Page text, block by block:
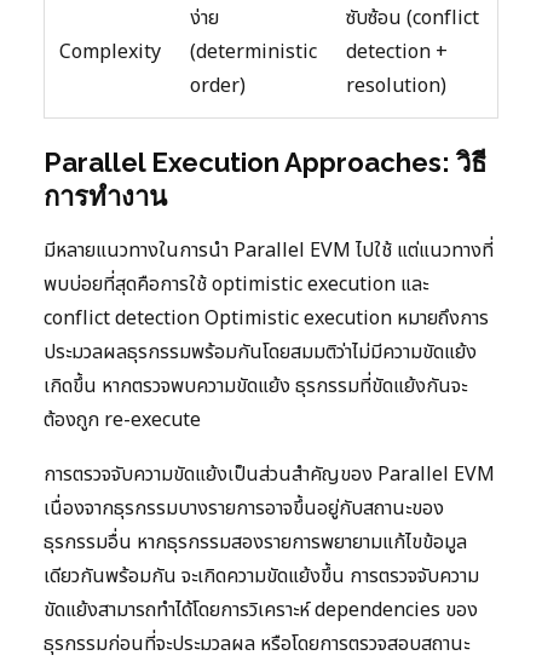
Complexity
ง่าย
(deterministic
order)
ซับซ้อน (conflict
detection +
resolution)
Parallel Execution Approaches: วิธี
การทำงาน
มีหลายแนวทางในการนำ Parallel EVM ไปใช้ แต่แนวทางที่
พบบ่อยที่สุดคือการใช้ optimistic execution และ
conflict detection Optimistic execution หมายถึงการ
ประมวลผลธุรกรรมพร้อมกันโดยสมมติว่าไม่มีความขัดแย้ง
เกิดขึ้น หากตรวจพบความขัดแย้ง ธุรกรรมที่ขัดแย้งกันจะ
ต้องถูก re-execute
การตรวจจับความขัดแย้งเป็นส่วนสำคัญของ Parallel EVM
เนื่องจากธุรกรรมบางรายการอาจขึ้นอยู่กับสถานะของ
ธุรกรรมอื่น หากธุรกรรมสองรายการพยายามแก้ไขข้อมูล
เดียวกันพร้อมกัน จะเกิดความขัดแย้งขึ้น การตรวจจับความ
ขัดแย้งสามารถทำได้โดยการวิเคราะห์ dependencies ของ
ธุรกรรมก่อนที่จะประมวลผล หรือโดยการตรวจสอบสถานะ